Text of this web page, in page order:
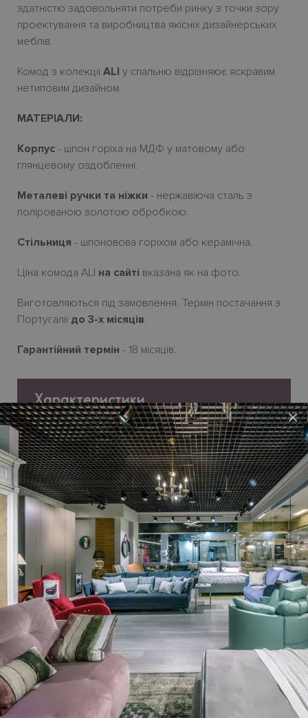
×
здатністю задовольняти потреби ринку з точки зору
проектування та виробництва якісніх дизайнерських
меблів.
Комод з колекціїALI у спальню відрізняює яскравим
нетиповим дизайном.
МАТЕРІАЛИ:
Корпус - шпон горіха на МДФ у матовому або
глянцевому оздобленні.
Металеві ручки та ніжки - нержавіюча сталь з
полірованою золотою обробкою.
Стільниця - шпоновова горіхом або керамічна.
Ціна комода ALI на сайті вказана як на фото.
Виготовляються під замовлення. Термін постачання з
Португалії до 3-х місяців.
Гарантійний термін - 18 місяців.
Характеристики
Бренд SAMOA DIVANI
Країна-
виробник
Португалiя
Сучасний
Материал Шпон горіха Canaletto
Стiльниця Шпон горіха Canaletto, GRES
Механiзм
Висувні шухляди Blumotion або Tip-On
| BLUM